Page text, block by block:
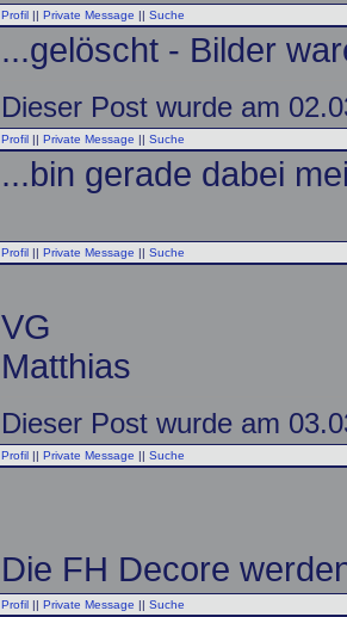
Profil || Private Message || Suche
...gelöscht - Bilder
Dieser Post wurde am
Profil || Private Message || Suche
...bin gerade dabei
Profil || Private Message || Suche
VG
Matthias
Dieser Post wurde am
Profil || Private Message || Suche
Die FH Decore
Profil || Private Message || Suche